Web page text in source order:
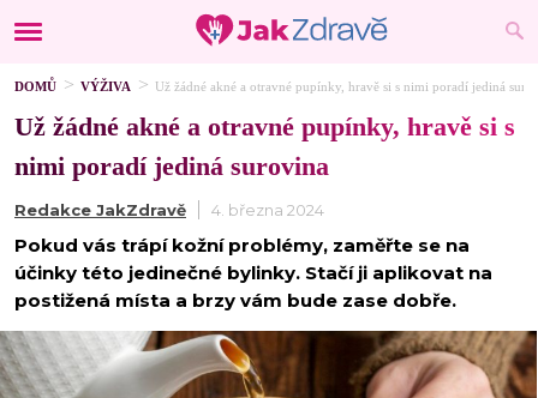
DOMŮ VÝŽIVA Už žádné akné a otravné pupínky, hravě si s nimi poradí jediná
Už žádné akné a otravné pupínky, hravě si s
nimi poradí jediná surovina
Redakce JakZdravě 4. března 2024
Pokud vás trápí kožní problémy, zaměřte se na
účinky této jedinečné bylinky. Stačí ji aplikovat na
postižená místa a brzy vám bude zase dobře.